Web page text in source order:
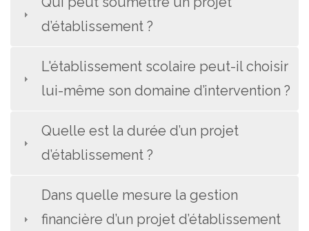
d’établissement ?
L'établissement scolaire peut-il choisir
lui-même son domaine d’intervention ?
Quelle est la durée d’un projet
d’établissement ?
Dans quelle mesure la gestion
financière d’un projet d’établissement